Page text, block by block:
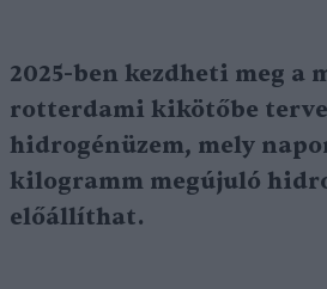
2025-ben kezdheti meg a
rotterdami kikötőbe
hidrogénüzem, mely
kilogramm megújuló
előállíthat.